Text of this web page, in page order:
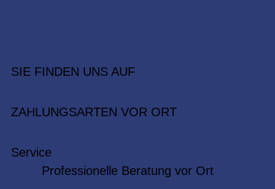
SIE FINDEN UNS AUF
ZAHLUNGSARTEN VOR ORT
Service
Professionelle Beratung vor Ort